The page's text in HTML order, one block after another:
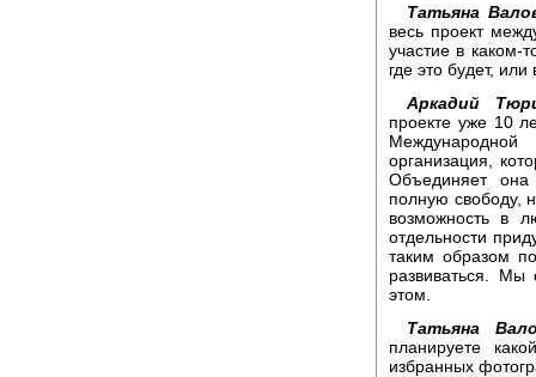
Татьяна
весь проект
участие в каком-
где это будет,
Аркадий
проекте уже 10
организация,
Объединяет
полную свободу,
возможность в
отдельности
таким образом
развиваться. Мы
этом.
Татьяна
планируете
избранных